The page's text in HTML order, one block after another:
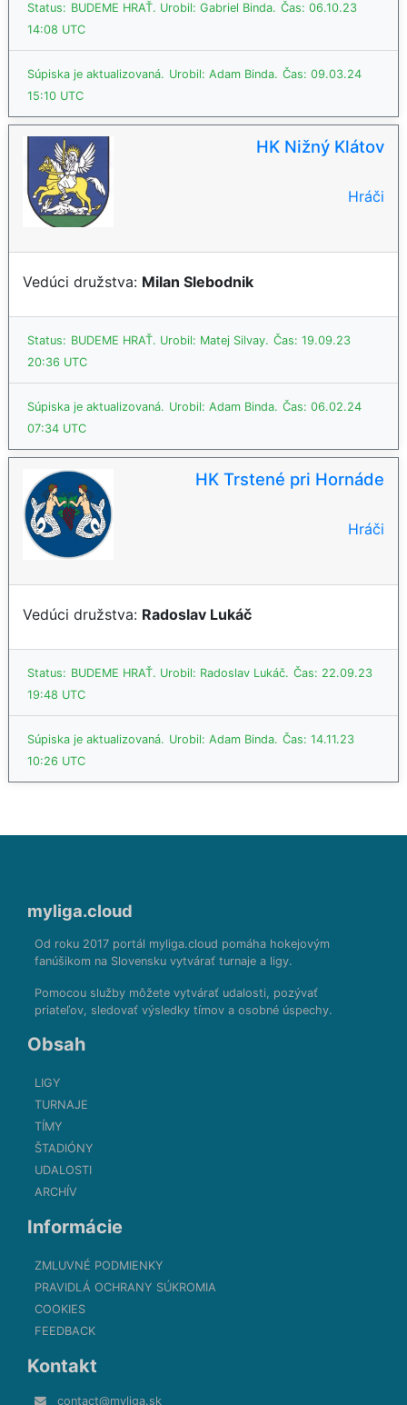
Status: BUDEME HRAŤ. Urobil: Gabriel Binda. Čas: 06.10.23
14:08 UTC
Súpiska je aktualizovaná. Urobil: Adam Binda. Čas: 09.03.24
15:10 UTC
HK Nižný Klátov
Hráči
Vedúci družstva: Milan Slebodnik
Status: BUDEME HRAŤ. Urobil: Matej Silvay. Čas: 19.09.23
20:36 UTC
Súpiska je aktualizovaná. Urobil: Adam Binda. Čas: 06.02.24
07:34 UTC
HK Trstené pri Hornáde
Hráči
Vedúci družstva: Radoslav Lukáč
Status: BUDEME HRAŤ. Urobil: Radoslav Lukáč. Čas: 22.09.23
19:48 UTC
Súpiska je aktualizovaná. Urobil: Adam Binda. Čas: 14.11.23
10:26 UTC
myliga.cloud
Od roku 2017 portál myliga.cloud pomáha hokejovým
fanúšikom na Slovensku vytvárať turnaje a ligy.
Pomocou služby môžete vytvárať udalosti, pozývať
priateľov, sledovať výsledky tímov a osobné úspechy.
Obsah
LIGY
TURNAJE
TÍMY
ŠTADIÓNY
UDALOSTI
ARCHÍV
Informácie
ZMLUVNÉ PODMIENKY
PRAVIDLÁ OCHRANY SÚKROMIA
COOKIES
FEEDBACK
Kontakt
contact@myliga.sk